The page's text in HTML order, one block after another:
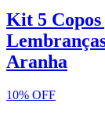
Kit 5 Copos
Aranha
10% OFF